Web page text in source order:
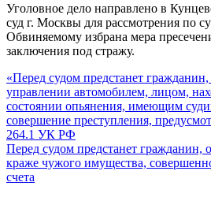
Уголовное дело направлено в
суд г. Москвы для рассмотрения по
Обвиняемому избрана мера
заключения под стражу.
«Перед судом предстанет
управлении автомобилем, лицом,
состоянии опьянения, имеющим
совершение преступления,
264.1 УК РФ
Перед судом предстанет гражданин,
краже чужого имущества,
счета